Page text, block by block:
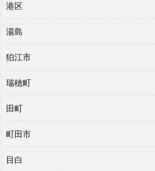
港区
湯島
狛江市
瑞穂町
田町
町田市
目白